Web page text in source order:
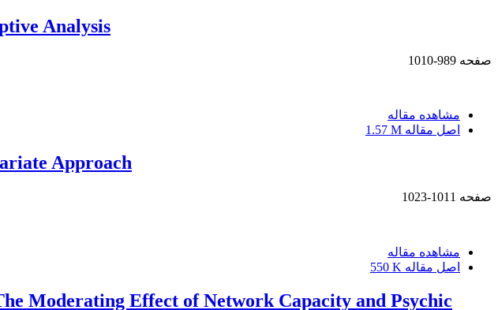
Analysis
صفحه 989-1010
مشاهده مقاله
اصل مقاله 1.57 M
Approach
صفحه 1011-1023
مشاهده مقاله
اصل مقاله 550 K
Moderating Effect of Network Capacity and Psychic